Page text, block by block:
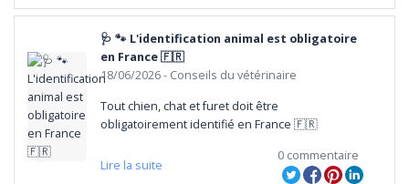
🩺 🐾 L'identification animal est obligatoire
en France 🇫🇷
18/06/2026- Conseils du vétérinaire
Tout chien, chat et furet doit être
obligatoirement identifié en France 🇫🇷
Lire la suite
0 commentaire